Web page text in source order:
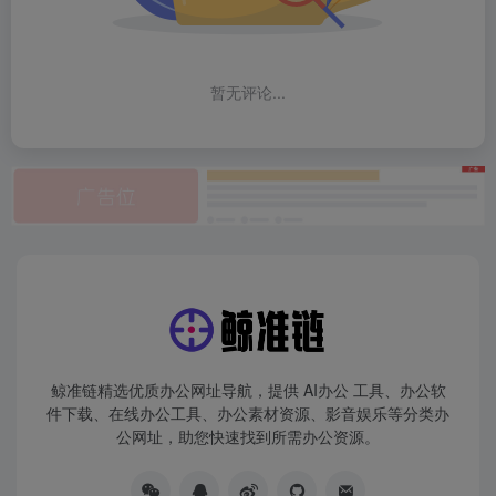
暂无评论...
鲸准链精选优质办公网址导航，提供 AI办公 工具、办公软
件下载、在线办公工具、办公素材资源、影音娱乐等分类办
公网址，助您快速找到所需办公资源。